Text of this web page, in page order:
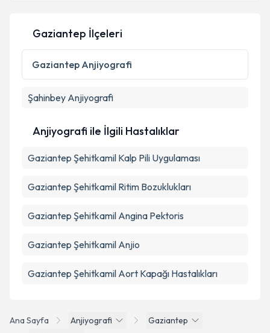
Kişisel verilerimin işlenmesine ilişkinAydınlatma
Metni
'ni okudum ve kişisel verilerimin belirtilen
kapsamda işlenmesini kabul ediyorum.
Ana Sayfa Anjiyografi
Gaziantep
Gaziantep İlçeleri
Gaziantep Anjiyografi
Şahinbey Anjiyografi
Anjiyografi ile İlgili Hastalıklar
Gaziantep Şehitkamil Kalp Pili Uygulaması
Gaziantep Şehitkamil Ritim Bozuklukları
Gaziantep Şehitkamil Angina Pektoris
Gaziantep Şehitkamil Anjio
Gaziantep Şehitkamil Aort Kapağı Hastalıkları